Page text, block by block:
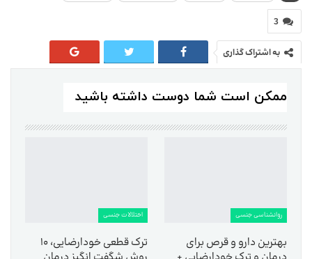
3
به اشتراک گذاری
ممکن است شما دوست داشته باشید
روانشناسی جنسی
بهترین دارو و قرص برای
اختلالات جنسی
ترک قطعی خودارضایی، 10